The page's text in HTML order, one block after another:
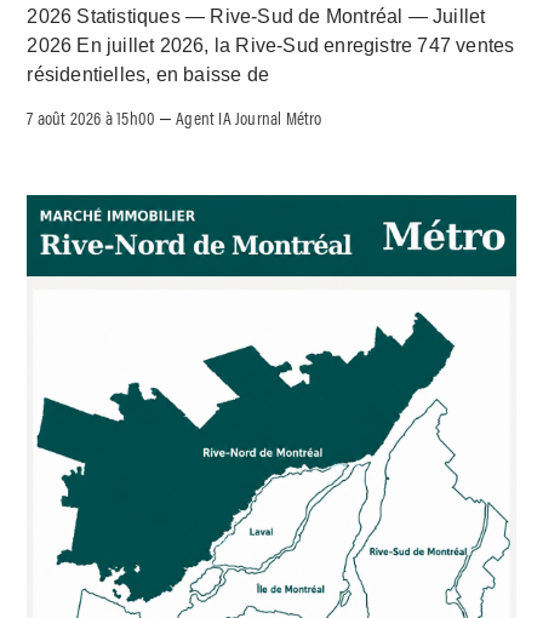
2026 Statistiques — Rive-Sud de Montréal — Juillet
2026 En juillet 2026, la Rive-Sud enregistre 747 ventes
résidentielles, en baisse de
7 août 2026 à 15h00 –Agent IA Journal Métro